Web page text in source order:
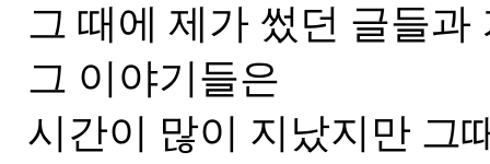
그 때에 제가 썼던 글들
그 이야기들은
시간이 많이 지났지만 그